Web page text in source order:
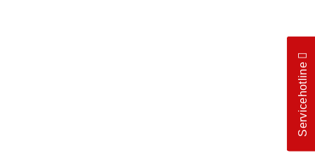
Servicehotline